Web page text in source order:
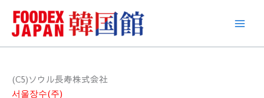
로
(C5)ソウル長寿株式会社
서울장수(주)